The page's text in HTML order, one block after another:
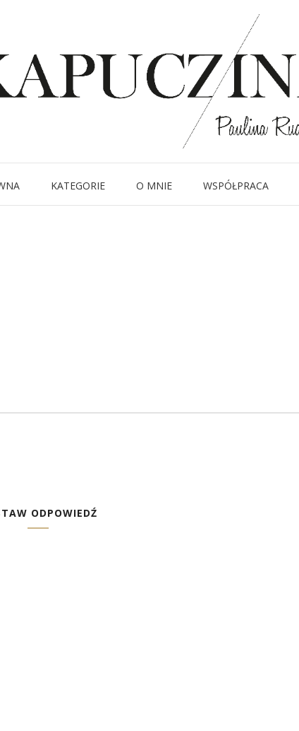
KATEGORIE O MNIE WSPÓŁPRACA
IMG_8931
Written byKapuczina in
ODPOWIEDŹ